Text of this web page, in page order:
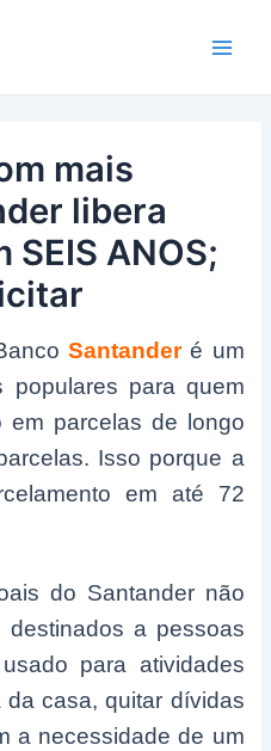
mais
libera
SEIS ANOS;
Santander é um
populares para quem
em parcelas de longo
Isso porque a
em até 72
do Santander não
a pessoas
para atividades
casa, quitar dívidas
a necessidade de um